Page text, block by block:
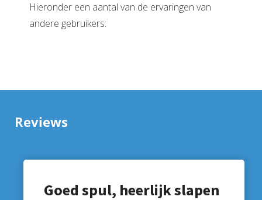
Hieronder een aantal van de ervaringen van
andere gebruikers:
Reviews
Goed spul, heerlijk slapen